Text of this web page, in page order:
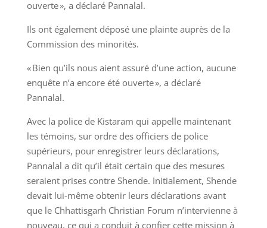
ouverte », a déclaré Pannalal.
Ils ont également déposé une plainte auprès de la
Commission des minorités.
« Bien qu’ils nous aient assuré d’une action, aucune
enquête n’a encore été ouverte », a déclaré
Pannalal.
Avec la police de Kistaram qui appelle maintenant
les témoins, sur ordre des officiers de police
supérieurs, pour enregistrer leurs déclarations,
Pannalal a dit qu’il était certain que des mesures
seraient prises contre Shende. Initialement, Shende
devait lui-même obtenir leurs déclarations avant
que le Chhattisgarh Christian Forum n’intervienne à
nouveau, ce qui a conduit à confier cette mission à